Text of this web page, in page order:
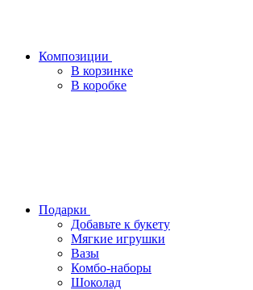
Композиции
В корзинке
В коробке
Подарки
Добавьте к букету
Мягкие игрушки
Вазы
Комбо-наборы
Шоколад